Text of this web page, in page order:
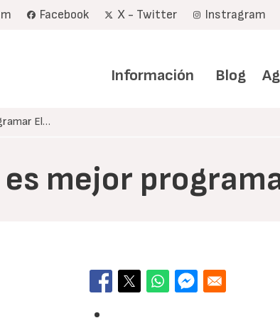
Facebook X - Twitter Instragram
Información Blog
El…
es mejor